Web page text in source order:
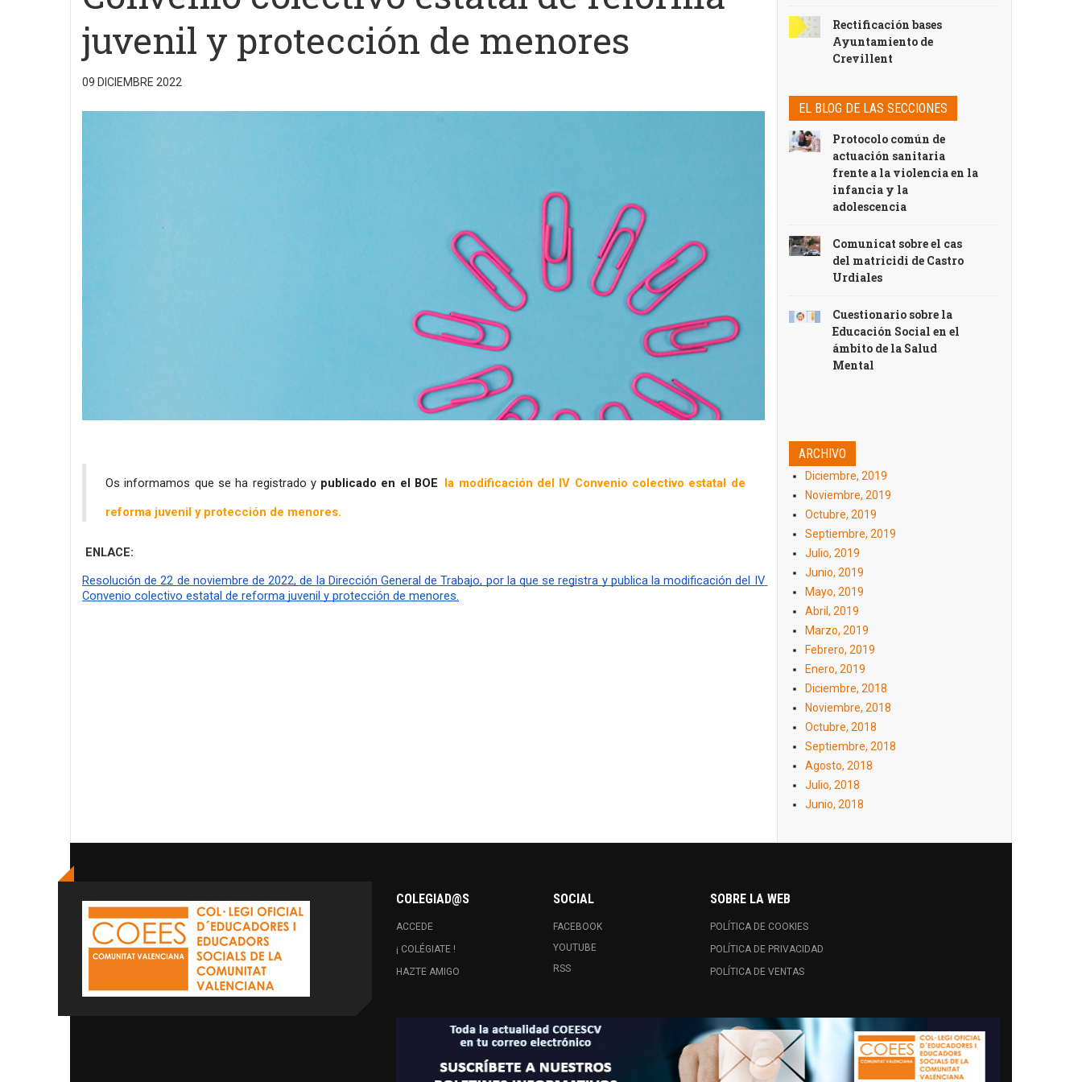
juvenil y protección de menores
09 DICIEMBRE 2022
Os informamos que se ha registrado y publicado en el BOE la modificación del IV Convenio colectivo estatal de
reforma juvenil y protección de menores.
ENLACE:
Resolución de 22 de noviembre de 2022, de la Dirección General de Trabajo, por la que se registra y publica la modificación del IV
Convenio colectivo estatal de reforma juvenil y protección de menores.
Rectificación bases
Ayuntamiento de
Crevillent
EL BLOG DE LAS SECCIONES
Protocolo común de
actuación sanitaria
frente a la violencia en la
infancia y la
adolescencia
Comunicat sobre el cas
del matricidi de Castro
Urdiales
Cuestionario sobre la
Educación Social en el
ámbito de la Salud
Mental
ARCHIVO
Diciembre, 2019
Noviembre, 2019
Octubre, 2019
Septiembre, 2019
Julio, 2019
Junio, 2019
Mayo, 2019
Abril, 2019
Marzo, 2019
Febrero, 2019
Enero, 2019
Diciembre, 2018
Noviembre, 2018
Octubre, 2018
Septiembre, 2018
Agosto, 2018
Julio, 2018
Junio, 2018
COLEGIAD@S
ACCEDE
¡ COLÉGIATE !
HAZTE AMIGO
SOCIAL
FACEBOOK
YOUTUBE
RSS
SOBRE LA WEB
POLÍTICA DE COOKIES
POLÍTICA DE PRIVACIDAD
POLÍTICA DE VENTAS